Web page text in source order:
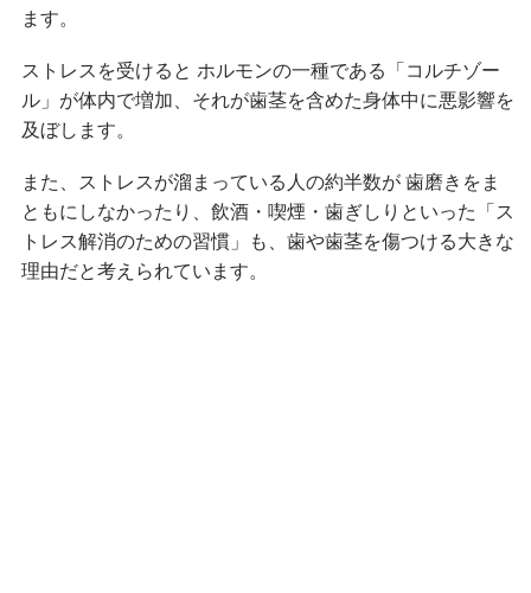
ます。
ストレスを受けると ホルモンの一種である「コルチゾー
ル」が体内で増加、それが歯茎を含めた身体中に悪影響を
及ぼします。
また、ストレスが溜まっている人の約半数が 歯磨きをま
ともにしなかったり、飲酒・喫煙・歯ぎしりといった「ス
トレス解消のための習慣」も、歯や歯茎を傷つける大きな
理由だと考えられています。